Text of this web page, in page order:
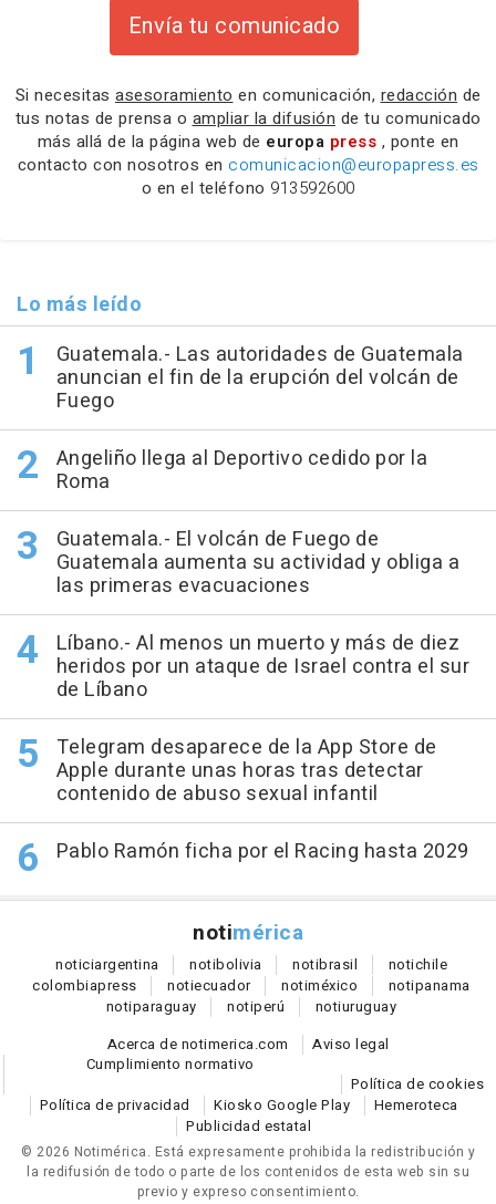
Envía tu comunicado
Si necesitas asesoramiento en comunicación, redacción de
tus notas de prensa o ampliar la difusión de tu comunicado
más allá de la página web de europa press , ponte en
contacto con nosotros en comunicacion@europapress.es
o en el teléfono 913592600
Lo más leído
Guatemala.- Las autoridades de Guatemala
anuncian el fin de la erupción del volcán de
Fuego
Angeliño llega al Deportivo cedido por la
Roma
Guatemala.- El volcán de Fuego de
Guatemala aumenta su actividad y obliga a
las primeras evacuaciones
Líbano.- Al menos un muerto y más de diez
heridos por un ataque de Israel contra el sur
de Líbano
Telegram desaparece de la App Store de
Apple durante unas horas tras detectar
contenido de abuso sexual infantil
Pablo Ramón ficha por el Racing hasta 2029
notimérica
noticiargentina notibolivia notibrasil notichile
colombiapress notiecuador notiméxico notipanama
notiparaguay notiperú notiuruguay
Acerca de notimerica.com
Aviso legal
Cumplimiento normativo
Política de cookies
Política de privacidad
Kiosko Google Play
Hemeroteca
Publicidad estatal
© 2026 Notimérica. Está expresamente prohibida la redistribución y
la redifusión de todo o parte de los contenidos de esta web sin su
previo y expreso consentimiento.